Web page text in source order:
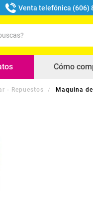
Venta telefónica (606)
Cómo
- Repuestos Maquina
buscados